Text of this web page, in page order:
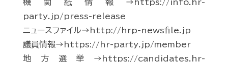
機関紙情報→https://info.hr-
party.jp/press-release
ニュースファイル→http://hrp-newsfile.jp
議員情報→https://hr-party.jp/member
地方選挙→https://candidates.hr-